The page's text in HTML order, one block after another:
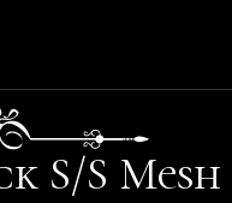
S/S Mesh